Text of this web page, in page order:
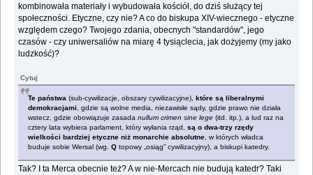
kombinowała materiały i wybudowała kościół, do dziś służący tej
społeczności. Etyczne, czy nie? A co do biskupa XIV-wiecznego - etyczne
względem czego? Twojego zdania, obecnych "standardów", jego
czasów - czy uniwersaliów na miarę 4 tysiąclecia, jak dożyjemy (my jako
ludzkość)?
Cytuj
Te państwa (sub-cywilizacje, obszary cywilizacyjne),które są liberalnymi
demokracjami
, gdzie są wolne media, niezawisłe sądy, gdzie prawo nie działa
wstecz, gdzie obowiązuje zasadanullum crimen sine lege (itd. itp.), a lud raz na
cztery lata wybiera parlament, który wyłania rząd,są o dwa-trzy rzędy
wielkości bardziej etyczne niż monarchie absolutne , w których władca
buduje sobie Wersal (wg.Q topowy „osiąg” cywilizacyjny), a biskupi katedry.
Tak? I ta Merca obecnie też? A w nie-Mercach nie budują katedr? Taki